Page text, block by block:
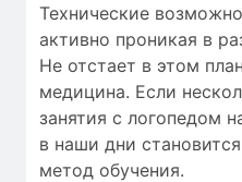
Технические
активно проникая в
Не отстает в этом
медицина. Если
занятия с логопедом
в наши дни
метод обучения.